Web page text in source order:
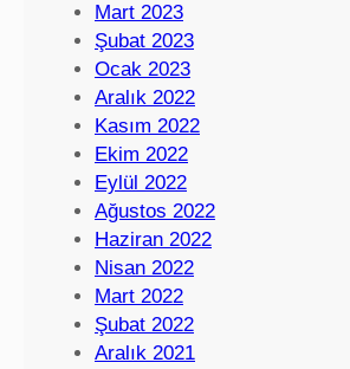
Mart 2023
Şubat 2023
Ocak 2023
Aralık 2022
Kasım 2022
Ekim 2022
Eylül 2022
Ağustos 2022
Haziran 2022
Nisan 2022
Mart 2022
Şubat 2022
Aralık 2021